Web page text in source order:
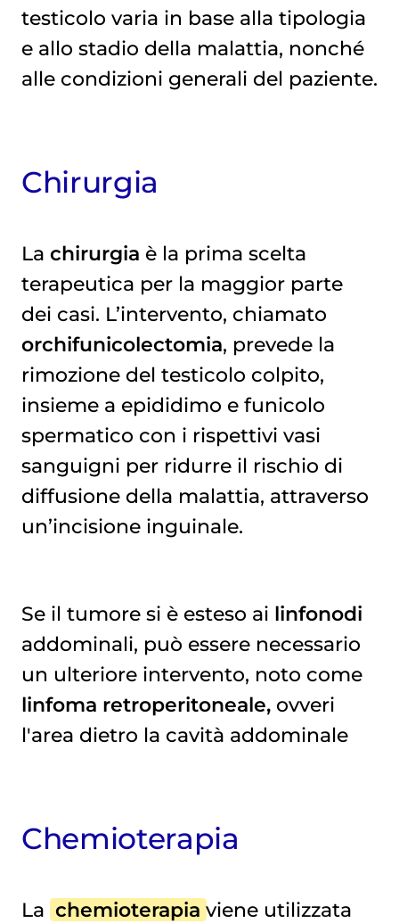
testicolo varia in base alla tipologia
e allo stadio della malattia, nonché
alle condizioni generali del paziente.
Chirurgia
La chirurgia è la prima scelta
terapeutica per la maggior parte
dei casi. L’intervento, chiamato
orchifunicolectomia, prevede la
rimozione del testicolo colpito,
insieme a epididimo e funicolo
spermatico con i rispettivi vasi
sanguigni per ridurre il rischio di
diffusione della malattia, attraverso
un’incisione inguinale.
Se il tumore si è esteso ai linfonodi
addominali, può essere necessario
un ulteriore intervento, noto come
linfoma retroperitoneale,ovveri
l'area dietro la cavità addominale
Chemioterapia
La chemioterapia viene utilizzata